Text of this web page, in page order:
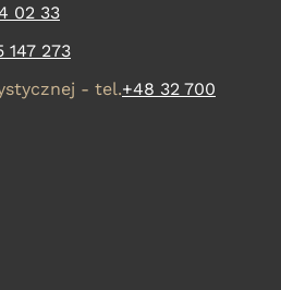
02 33
147 273
- tel.+48 32 700